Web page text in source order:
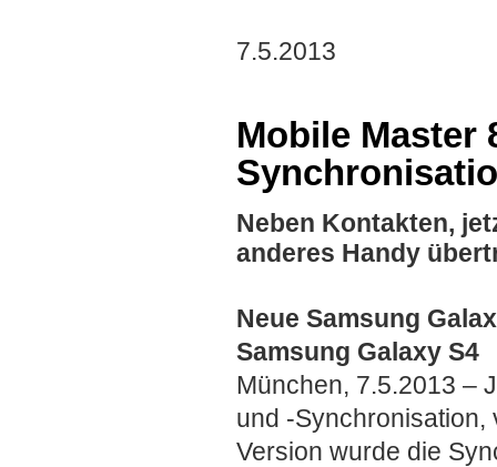
7.5.2013
Mobile Master
Neben Kontakten,
anderes Handy
Neue Samsung
Samsung Galaxy S4
München, 7.5.2013 –
und -Synchronisation,
Version wurde die